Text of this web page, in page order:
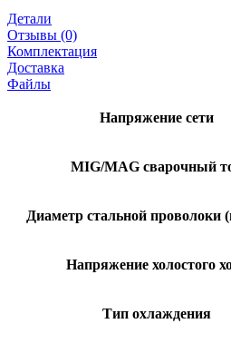
Детали
Отзывы (0)
Комплектация
Доставка
Файлы
Напряжение сети
MIG/MAG cварочный
Диаметр стальной проволоки
Напряжение холостого
Тип охлаждения